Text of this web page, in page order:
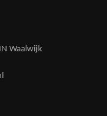
Waalwijk